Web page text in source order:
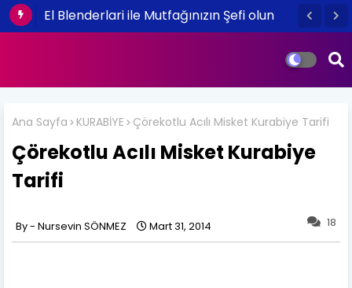
El Blenderlari ile Mutfağınızın Şefi olun
Ana Sayfa KURABİYE Çörekotlu Acılı Misket Kurabiye Tarifi
Çörekotlu Acılı Misket Kurabiye
Tarifi
18
Nursevin SÖNMEZ Mart 31, 2014